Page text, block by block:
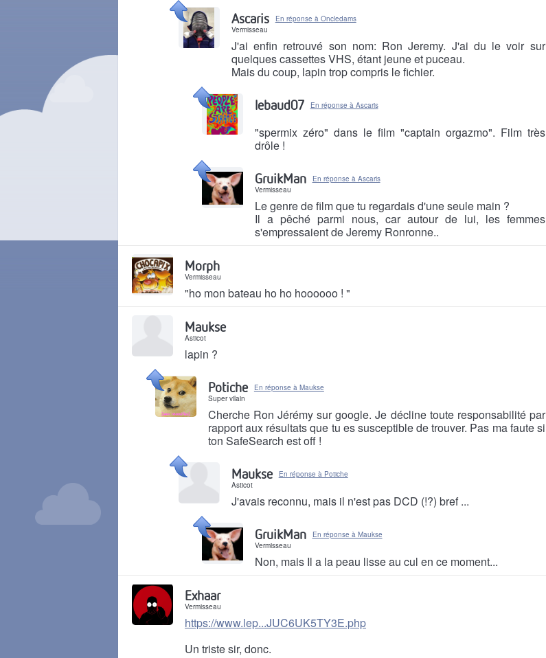
Il y a 5 ans
Ascaris
En réponse à Oncledams
Vermisseau
J'ai enfin retrouvé son nom: Ron Jeremy. J'ai du le voir sur
quelques cassettes VHS, étant jeune et puceau.
Mais du coup, lapin trop compris le fichier.
Il y a 5 ans
lebaud07 En réponse à Ascaris
"spermix zéro" dans le film "captain orgazmo". Film très
drôle !
Il y a 5 ans
GruikMan
En réponse à Ascaris
Vermisseau
Le genre de film que tu regardais d'une seule main ?
Il a pêché parmi nous, car autour de lui, les femmes
s'empressaient de Jeremy Ronronne..
Morph
Vermisseau
"ho mon bateau ho ho hoooooo ! "
Il y a 5 ans
Maukse
Asticot
lapin ?
Il y a 5 ans
Potiche
En réponse à Maukse
Super vilain
Cherche Ron Jérémy sur google. Je décline toute responsabilité par
rapport aux résultats que tu es susceptible de trouver. Pas ma faute si
ton SafeSearch est off !
Il y a 5 ans
Maukse
En réponse à Potiche
Asticot
J'avais reconnu, mais il n'est pas DCD (!?) bref ...
Il y a 5 ans
GruikMan
En réponse à Maukse
Vermisseau
Non, mais Il a la peau lisse au cul en ce moment...
Exhaar
Vermisseau
https://www.lep...JUC6UK5TY3E.php
Un triste sir, donc.